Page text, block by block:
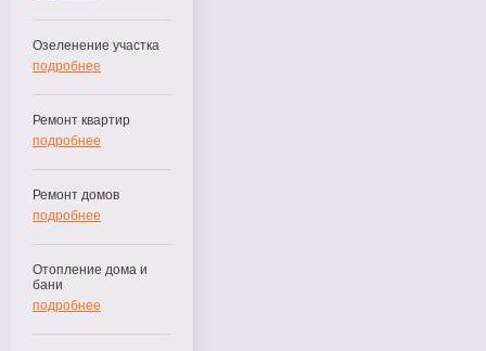
Озеленение участка
подробнее
Ремонт квартир
подробнее
Ремонт домов
подробнее
Отопление дома и
бани
подробнее